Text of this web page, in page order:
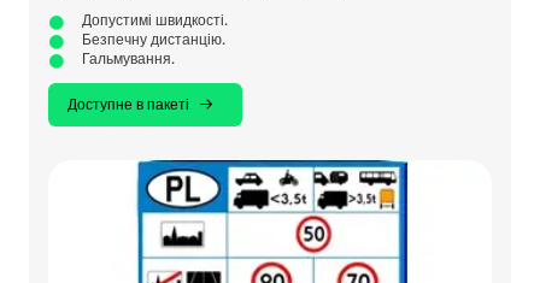
Допустимі швидкості.
Безпечну дистанцію.
Гальмування.
Доступне в пакеті